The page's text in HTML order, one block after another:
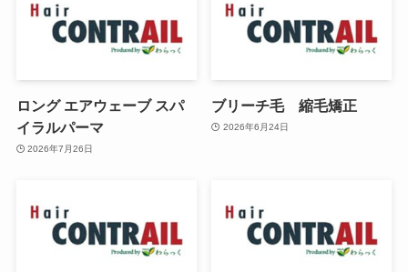
ロング エアウェーブ スパ
イラルパーマ
2026年7月26日
ブリーチ毛 縮毛矯正
2026年6月24日